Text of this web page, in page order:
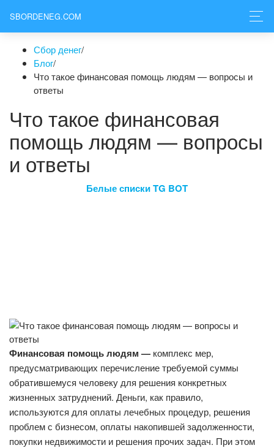
SBORDENEG.COM
Сбор денег/
Блог/
Что такое финансовая помощь людям — вопросы и
ответы
Что такое финансовая
помощь людям — вопросы
и ответы
Белые списки TG BOT
Финансовая помощь людям — комплекс мер,
предусматривающих перечисление требуемой суммы
обратившемуся человеку для решения конкретных
жизненных затруднений. Деньги, как правило,
используются для оплаты лечебных процедур, решения
проблем с бизнесом, оплаты накопившей задолженности,
покупки недвижимости и решения прочих задач. При этом